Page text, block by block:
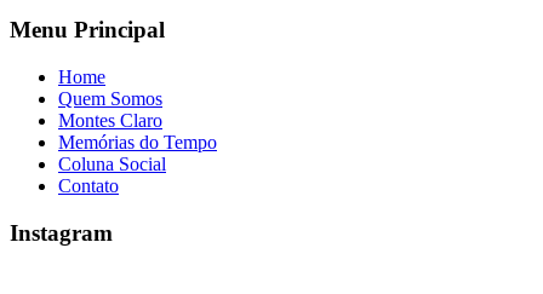
Menu Principal
Home
Quem Somos
Montes Claro
Memórias do Tempo
Coluna Social
Contato
Instagram